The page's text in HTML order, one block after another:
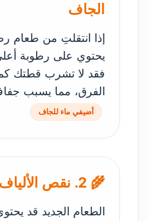
الجاف
إذا انتقلتِ من
يحتوي على رطوبة
فقد لا تشرب قطتك
الفرق، مما يسبب
أضيفي ماء للجاف
🌾 2. نقص الألياف أو زيادتها
الطعام الجديد قد